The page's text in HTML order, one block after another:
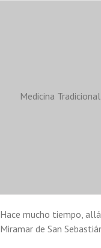
Medicina
Hace mucho tiempo,
Miramar de San